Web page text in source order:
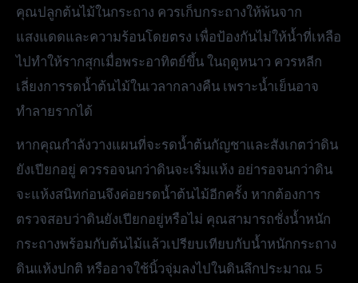
คุณปลูกต้นไม้ในกระถาง ควรเก็บกระถางให้พ้นจาก
แสงแดดและความร้อนโดยตรง เพื่อป้องกันไม่ให้น้ำที่เหลือ
ไปทำให้รากสุกเมื่อพระอาทิตย์ขึ้น ในฤดูหนาว ควรหลีก
เลี่ยงการรดน้ำต้นไม้ในเวลากลางคืน เพราะน้ำเย็นอาจ
ทำลายรากได้
หากคุณกำลังวางแผนที่จะรดน้ำต้นกัญชาและสังเกตว่าดิน
ยังเปียกอยู่ ควรรอจนกว่าดินจะเริ่มแห้ง อย่ารอจนกว่าดิน
จะแห้งสนิทก่อนจึงค่อยรดน้ำต้นไม้อีกครั้ง หากต้องการ
ตรวจสอบว่าดินยังเปียกอยู่หรือไม่ คุณสามารถชั่งน้ำหนัก
กระถางพร้อมกับต้นไม้แล้วเปรียบเทียบกับน้ำหนักกระถาง
ดินแห้งปกติ หรืออาจใช้นิ้วจุ่มลงไปในดินลึกประมาณ 5